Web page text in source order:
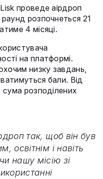
проведе аірдроп
розпочнеться 21
4 місяці.
на платформі.
низку завдань,
бали. Від
сума розподілених
так, щоб він був
освітнім і навіть
нашу місію зі